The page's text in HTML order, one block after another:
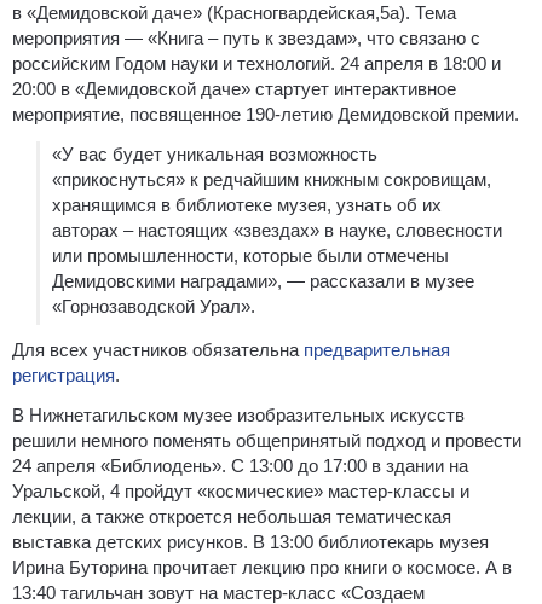
в «Демидовской даче» (Красногвардейская,5а). Тема
мероприятия — «Книга – путь к звездам», что связано с
российским Годом науки и технологий. 24 апреля в 18:00 и
20:00 в «Демидовской даче» стартует интерактивное
мероприятие, посвященное 190-летию Демидовской премии.
«У вас будет уникальная возможность
«прикоснуться» к редчайшим книжным сокровищам,
хранящимся в библиотеке музея, узнать об их
авторах – настоящих «звездах» в науке, словесности
или промышленности, которые были отмечены
Демидовскими наградами», — рассказали в музее
«Горнозаводской Урал».
Для всех участников обязательна предварительная
регистрация.
В Нижнетагильском музее изобразительных искусств
решили немного поменять общепринятый подход и провести
24 апреля «Библиодень». С 13:00 до 17:00 в здании на
Уральской, 4 пройдут «космические» мастер-классы и
лекции, а также откроется небольшая тематическая
выставка детских рисунков. В 13:00 библиотекарь музея
Ирина Буторина прочитает лекцию про книги о космосе. А в
13:40 тагильчан зовут на мастер-класс «Создаем